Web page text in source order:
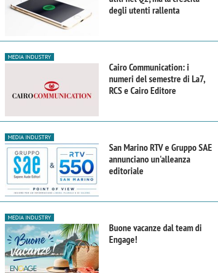
degli utenti rallenta
MEDIA INDUSTRY
Cairo Communication: i
numeri del semestre di La7,
RCS e Cairo Editore
MEDIA INDUSTRY
San Marino RTV e Gruppo SAE
annunciano un'alleanza
editoriale
MEDIA INDUSTRY
Buone vacanze dal team di
Engage!